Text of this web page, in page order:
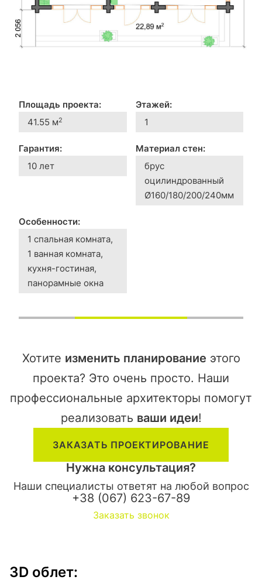
Площадь проекта:
41.55 м2
Этажей:
1
Гарантия:
10 лет
Материал стен:
брус
оцилиндрованный
Ø160/180/200/240мм
Особенности:
1 спальная комната,
1 ванная комната,
кухня-гостиная,
панорамные окна
Хотите изменить планирование этого
проекта? Это очень просто. Наши
профессиональные архитекторы помогут
реализовать ваши идеи!
ЗАКАЗАТЬ ПРОЕКТИРОВАНИЕ
Нужна консультация?
Наши специалисты ответят на любой вопрос
+38 (067) 623-67-89
Заказать звонок
3D облет: